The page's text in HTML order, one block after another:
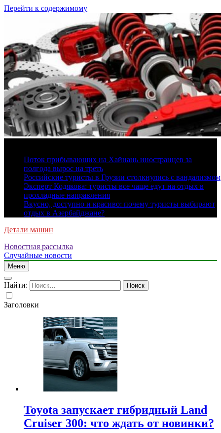
Перейти к содержимому
Поток прибывающих на Хайнань иностранцев за
полгода вырос на треть
Российские туристы в Грузии столкнулись с вандализмом
Эксперт Кодякова: туристы все чаще едут на отдых в
прохладные направления
Вкусно, доступно и красиво: почему туристы выбирают
отдых в Азербайджане?
Детали машин
Новостная рассылка
Случайные новости
Меню
Найти:
Заголовки
Toyota запускает гибридный Land
Cruiser 300: что ждать от новинки?